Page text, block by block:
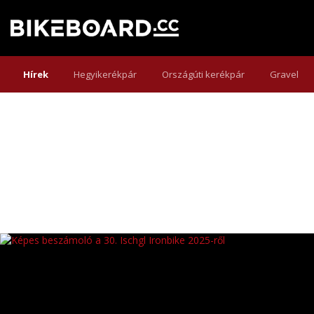
Hírek Hegyikerékpár Országúti kerékpár Gravel